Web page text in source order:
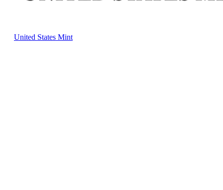
United States Mint